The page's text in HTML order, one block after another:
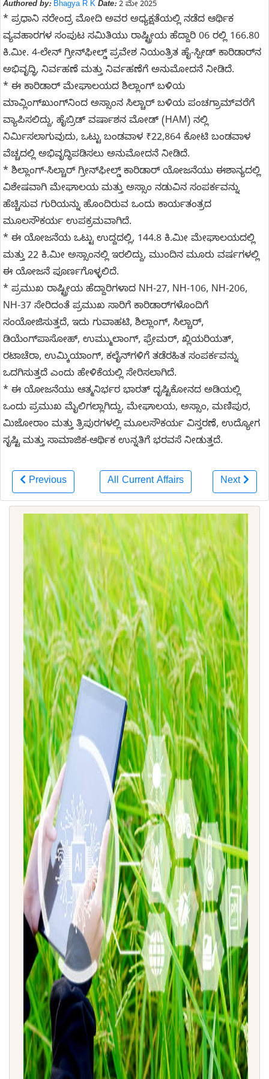
Authored by: Bhagya R K Date:2 ಮೇ 2025
* ಪ್ರಧಾನಿ ನರೇಂದ್ರ ಮೋದಿ ಅವರ ಅಧ್ಯಕ್ಷತೆಯಲ್ಲಿ ನಡೆದ ಆರ್ಥಿಕ
ವ್ಯವಹಾರಗಳ ಸಂಪುಟ ಸಮಿತಿಯು ರಾಷ್ಟ್ರೀಯ ಹೆದ್ದಾರಿ 06 ರಲ್ಲಿ 166.80
ಕಿ.ಮೀ. 4-ಲೇನ್ ಗ್ರೀನ್‌ಫೀಲ್ಡ್ ಪ್ರವೇಶ ನಿಯಂತ್ರಿತ ಹೈ-ಸ್ಪೀಡ್ ಕಾರಿಡಾರ್‌ನ
ಅಭಿವೃದ್ಧಿ, ನಿರ್ವಹಣೆ ಮತ್ತು ನಿರ್ವಹಣೆಗೆ ಅನುಮೋದನೆ ನೀಡಿದೆ.
* ಈ ಕಾರಿಡಾರ್ ಮೇಘಾಲಯದ ಶಿಲ್ಲಾಂಗ್ ಬಳಿಯ
ಮಾವ್ಲಿಂಗ್‌ಖುಂಗ್‌ನಿಂದ ಅಸ್ಸಾಂನ ಸಿಲ್ಚಾರ್ ಬಳಿಯ ಪಂಚಗ್ರಾಮ್‌ವರೆಗೆ
ವ್ಯಾಪಿಸಲಿದ್ದು, ಹೈಬ್ರಿಡ್ ವರ್ಷಾಶನ ಮೋಡ್ (HAM) ನಲ್ಲಿ
ನಿರ್ಮಿಸಲಾಗುವುದು, ಒಟ್ಟು ಬಂಡವಾಳ ₹22,864 ಕೋಟಿ ಬಂಡವಾಳ
ವೆಚ್ಚದಲ್ಲಿ ಅಭಿವೃದ್ಧಿಪಡಿಸಲು ಅನುಮೋದನೆ ನೀಡಿದೆ.
* ಶಿಲ್ಲಾಂಗ್-ಸಿಲ್ಚಾರ್ ಗ್ರೀನ್‌ಫೀಲ್ಡ್ ಕಾರಿಡಾರ್ ಯೋಜನೆಯು ಈಶಾನ್ಯದಲ್ಲಿ
ವಿಶೇಷವಾಗಿ ಮೇಘಾಲಯ ಮತ್ತು ಅಸ್ಸಾಂ ನಡುವಿನ ಸಂಪರ್ಕವನ್ನು
ಹೆಚ್ಚಿಸುವ ಗುರಿಯನ್ನು ಹೊಂದಿರುವ ಒಂದು ಕಾರ್ಯತಂತ್ರದ
ಮೂಲಸೌಕರ್ಯ ಉಪಕ್ರಮವಾಗಿದೆ.
* ಈ ಯೋಜನೆಯ ಒಟ್ಟು ಉದ್ದದಲ್ಲಿ, 144.8 ಕಿ.ಮೀ ಮೇಘಾಲಯದಲ್ಲಿ
ಮತ್ತು 22 ಕಿ.ಮೀ ಅಸ್ಸಾಂನಲ್ಲಿ ಇರಲಿದ್ದು, ಮುಂದಿನ ಮೂರು ವರ್ಷಗಳಲ್ಲಿ
ಈ ಯೋಜನೆ ಪೂರ್ಣಗೊಳ್ಳಲಿದೆ.
* ಪ್ರಮುಖ ರಾಷ್ಟ್ರೀಯ ಹೆದ್ದಾರಿಗಳಾದ NH-27, NH-106, NH-206,
NH-37 ಸೇರಿದಂತೆ ಪ್ರಮುಖ ಸಾರಿಗೆ ಕಾರಿಡಾರ್‌ಗಳೊಂದಿಗೆ
ಸಂಯೋಜಿಸುತ್ತದೆ, ಇದು ಗುವಾಹಟಿ, ಶಿಲ್ಲಾಂಗ್, ಸಿಲ್ಚಾರ್,
ಡಿಯೆಂಗ್‌ಪಾಸೋಹ್, ಉಮ್ಮುಲಾಂಗ್, ಫ್ರೇಮರ್, ಖ್ಲಿಯರಿಯತ್,
ರಟಾಚೆರಾ, ಉಮ್ಕಿಯಾಂಗ್, ಕಲೈನ್‌ಗಳಿಗೆ ತಡೆರಹಿತ ಸಂಪರ್ಕವನ್ನು
ಒದಗಿಸುತ್ತದೆ ಎಂದು ಹೇಳಿಕೆಯಲ್ಲಿ ಸೇರಿಸಲಾಗಿದೆ.
* ಈ ಯೋಜನೆಯು ಆತ್ಮನಿರ್ಭರ ಭಾರತ್ ದೃಷ್ಟಿಕೋನದ ಅಡಿಯಲ್ಲಿ
ಒಂದು ಪ್ರಮುಖ ಮೈಲಿಗಲ್ಲಾಗಿದ್ದು, ಮೇಘಾಲಯ, ಅಸ್ಸಾಂ, ಮಣಿಪುರ,
ಮಿಜೋರಾಂ ಮತ್ತು ತ್ರಿಪುರಗಳಲ್ಲಿ ಮೂಲಸೌಕರ್ಯ ವಿಸ್ತರಣೆ, ಉದ್ಯೋಗ
ಸೃಷ್ಟಿ ಮತ್ತು ಸಾಮಾಜಿಕ-ಆರ್ಥಿಕ ಉನ್ನತಿಗೆ ಭರವಸೆ ನೀಡುತ್ತದೆ.
Previous All Current Affairs Next